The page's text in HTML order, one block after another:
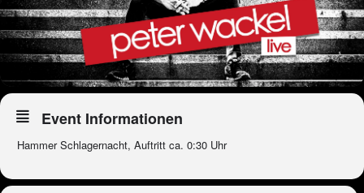
Event Informationen
Hammer Schlagernacht, Auftritt ca. 0:30 Uhr